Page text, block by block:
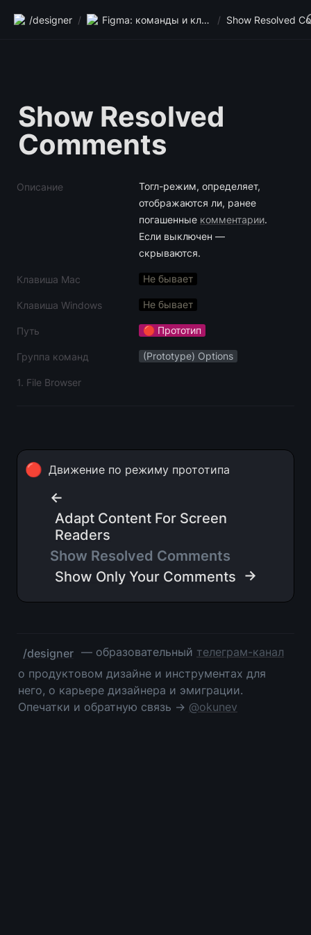
/designer / Figma: команды и клавиши /
Show Resolved
Comments
Описание
Тогл-режим, определяет,
отображаются ли, ранее
погашенные комментарии.
Если выключен —
скрываются.
Клавиша Mac Не бывает
Клавиша Windows Не бывает
Путь 🔴 Прототип
Группа команд (Prototype) Options
1. File Browser
🔴 Движение по режиму прототипа
←
Adapt Content For Screen
Readers
Show Resolved Comments
Show Only Your Comments →
/designer — образовательный телеграм-канал
о продуктовом дизайне и инструментах для
него, о карьере дизайнера и эмиграции.
Опечатки и обратную связь → @okunev